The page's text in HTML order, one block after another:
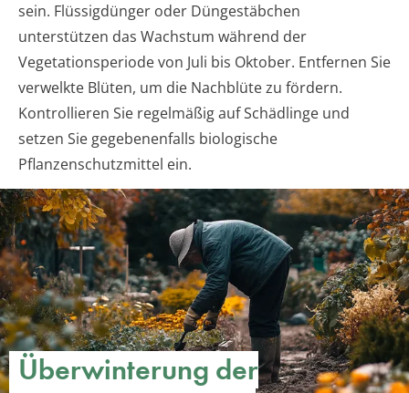
sein. Flüssigdünger oder Düngestäbchen
unterstützen das Wachstum während der
Vegetationsperiode von Juli bis Oktober. Entfernen Sie
verwelkte Blüten, um die Nachblüte zu fördern.
Kontrollieren Sie regelmäßig auf Schädlinge und
setzen Sie gegebenenfalls biologische
Pflanzenschutzmittel ein.
Überwinterung der